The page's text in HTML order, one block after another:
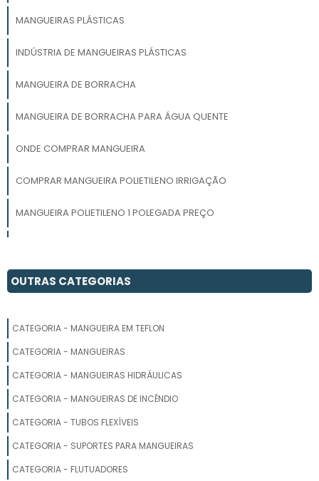
MANGUEIRAS PLÁSTICAS
INDÚSTRIA DE MANGUEIRAS PLÁSTICAS
MANGUEIRA DE BORRACHA
MANGUEIRA DE BORRACHA PARA ÁGUA QUENTE
ONDE COMPRAR MANGUEIRA
COMPRAR MANGUEIRA POLIETILENO IRRIGAÇÃO
MANGUEIRA POLIETILENO 1 POLEGADA PREÇO
MANGUEIRA DE POLIETILENO 3 4
MANGUEIRA PARA AR COMPRIMIDO
MANGUEIRA PRETA IRRIGACAO 1 2
MANGUEIRA DE PVC PRETA
OUTRAS CATEGORIAS
CATEGORIA - MANGUEIRA EM TEFLON
CATEGORIA - MANGUEIRAS
CATEGORIA - MANGUEIRAS HIDRÁULICAS
CATEGORIA - MANGUEIRAS DE INCÊNDIO
CATEGORIA - TUBOS FLEXÍVEIS
CATEGORIA - SUPORTES PARA MANGUEIRAS
CATEGORIA - FLUTUADORES